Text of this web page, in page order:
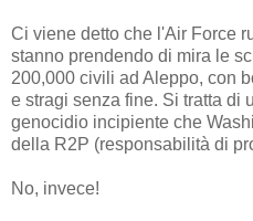
Ci viene detto che l'Air Force
stanno prendendo di mira le
200,000 civili ad Aleppo, con
e stragi senza fine. Si tratta
genocidio incipiente che
della R2P (responsabilità di
No, invece!